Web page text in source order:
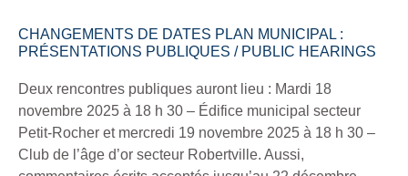
CHANGEMENTS DE DATES PLAN MUNICIPAL :
PRÉSENTATIONS PUBLIQUES / PUBLIC HEARINGS
Deux rencontres publiques auront lieu : Mardi 18
novembre 2025 à 18 h 30 – Édifice municipal secteur
Petit-Rocher et mercredi 19 novembre 2025 à 18 h 30 –
Club de l’âge d’or secteur Robertville. Aussi,